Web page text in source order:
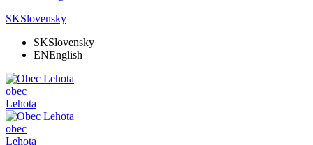
SKSlovensky
SKSlovensky
ENEnglish
obec
Lehota
obec
Lehota